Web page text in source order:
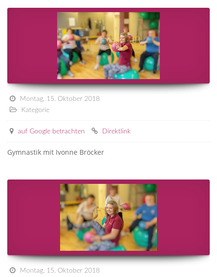
Montag, 15. Oktober 2018
Kategorie
auf Google betrachten Direktlink
Gymnastik mit Ivonne Bröcker
Montag, 15. Oktober 2018